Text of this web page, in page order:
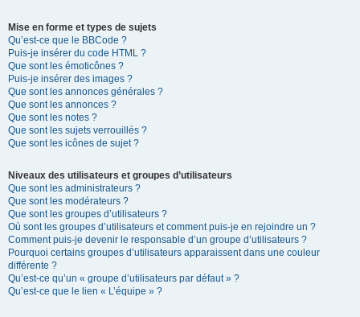
Mise en forme et types de sujets
Qu’est-ce que le BBCode ?
Puis-je insérer du code HTML ?
Que sont les émoticônes ?
Puis-je insérer des images ?
Que sont les annonces générales ?
Que sont les annonces ?
Que sont les notes ?
Que sont les sujets verrouillés ?
Que sont les icônes de sujet ?
Niveaux des utilisateurs et groupes d’utilisateurs
Que sont les administrateurs ?
Que sont les modérateurs ?
Que sont les groupes d’utilisateurs ?
Où sont les groupes d’utilisateurs et comment puis-je en rejoindre un ?
Comment puis-je devenir le responsable d’un groupe d’utilisateurs ?
Pourquoi certains groupes d’utilisateurs apparaissent dans une couleur
différente ?
Qu’est-ce qu’un « groupe d’utilisateurs par défaut » ?
Qu’est-ce que le lien « L’équipe » ?